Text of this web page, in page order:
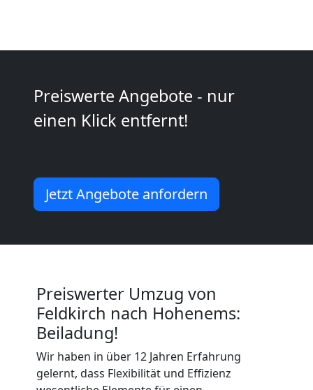
Preiswerte Angebote - nur
einen Klick entfernt!
Jetzt Angebote anfordern
Preiswerter Umzug von
Feldkirch nach Hohenems:
Beiladung!
Wir haben in über 12 Jahren Erfahrung
gelernt, dass Flexibilität und Effizienz
Feldkirch
Kunsttransport
Feldkirch
Umzug
Feldkirch
Mann
LKW